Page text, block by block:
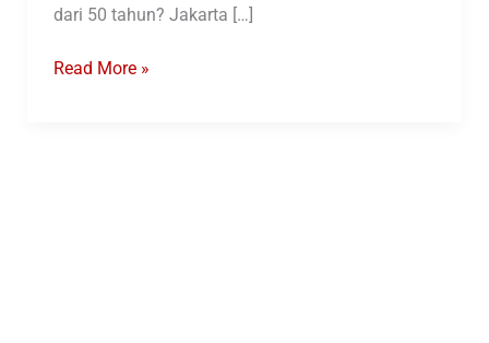
dari 50 tahun? Jakarta […]
5
Read More »